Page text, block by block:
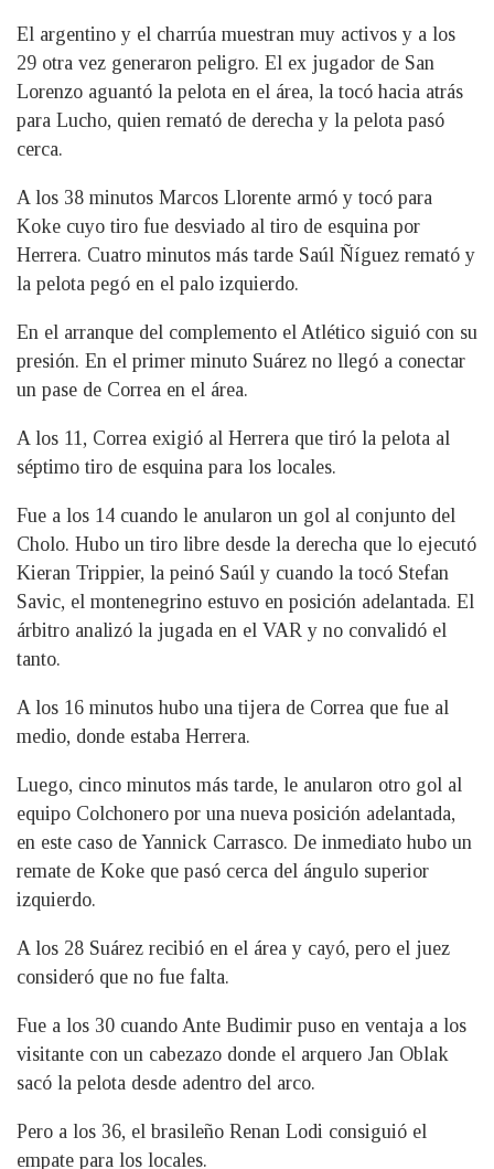
El argentino y el charrúa muestran muy activos y a los
29 otra vez generaron peligro. El ex jugador de San
Lorenzo aguantó la pelota en el área, la tocó hacia atrás
para Lucho, quien remató de derecha y la pelota pasó
cerca.
A los 38 minutos Marcos Llorente armó y tocó para
Koke cuyo tiro fue desviado al tiro de esquina por
Herrera. Cuatro minutos más tarde Saúl Ñíguez remató y
la pelota pegó en el palo izquierdo.
En el arranque del complemento el Atlético siguió con su
presión. En el primer minuto Suárez no llegó a conectar
un pase de Correa en el área.
A los 11, Correa exigió al Herrera que tiró la pelota al
séptimo tiro de esquina para los locales.
Fue a los 14 cuando le anularon un gol al conjunto del
Cholo. Hubo un tiro libre desde la derecha que lo ejecutó
Kieran Trippier, la peinó Saúl y cuando la tocó Stefan
Savic, el montenegrino estuvo en posición adelantada. El
árbitro analizó la jugada en el VAR y no convalidó el
tanto.
A los 16 minutos hubo una tijera de Correa que fue al
medio, donde estaba Herrera.
Luego, cinco minutos más tarde, le anularon otro gol al
equipo Colchonero por una nueva posición adelantada,
en este caso de Yannick Carrasco. De inmediato hubo un
remate de Koke que pasó cerca del ángulo superior
izquierdo.
A los 28 Suárez recibió en el área y cayó, pero el juez
consideró que no fue falta.
Fue a los 30 cuando Ante Budimir puso en ventaja a los
visitante con un cabezazo donde el arquero Jan Oblak
sacó la pelota desde adentro del arco.
Pero a los 36, el brasileño Renan Lodi consiguió el
empate para los locales.